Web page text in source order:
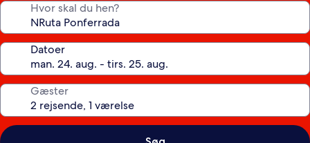
Hvor skal du hen?
Datoer
Gæster